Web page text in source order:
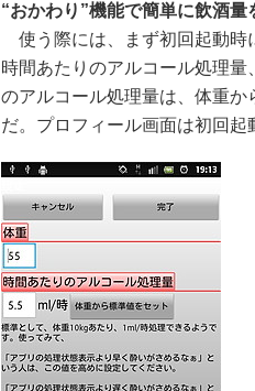
“おかわり”機能で簡単に飲酒量
使う際には、まず初回起動時
時間あたりのアルコール処理量
のアルコール処理量は、体重
だ。プロフィール画面は初回